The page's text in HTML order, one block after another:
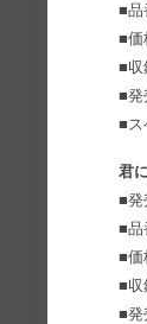
■品
■価
■収
■発
■ス
君
■発
■品
■価
■収
■発